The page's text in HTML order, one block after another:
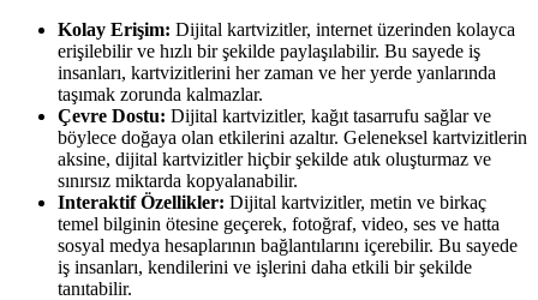
Kolay Erişim: Dijital kartvizitler, internet üzerinden kolayca
erişilebilir ve hızlı bir şekilde paylaşılabilir. Bu sayede iş
insanları, kartvizitlerini her zaman ve her yerde yanlarında
taşımak zorunda kalmazlar.
Çevre Dostu: Dijital kartvizitler, kağıt tasarrufu sağlar ve
böylece doğaya olan etkilerini azaltır. Geleneksel kartvizitlerin
aksine, dijital kartvizitler hiçbir şekilde atık oluşturmaz ve
sınırsız miktarda kopyalanabilir.
Interaktif Özellikler: Dijital kartvizitler, metin ve birkaç
temel bilginin ötesine geçerek, fotoğraf, video, ses ve hatta
sosyal medya hesaplarının bağlantılarını içerebilir. Bu sayede
iş insanları, kendilerini ve işlerini daha etkili bir şekilde
tanıtabilir.